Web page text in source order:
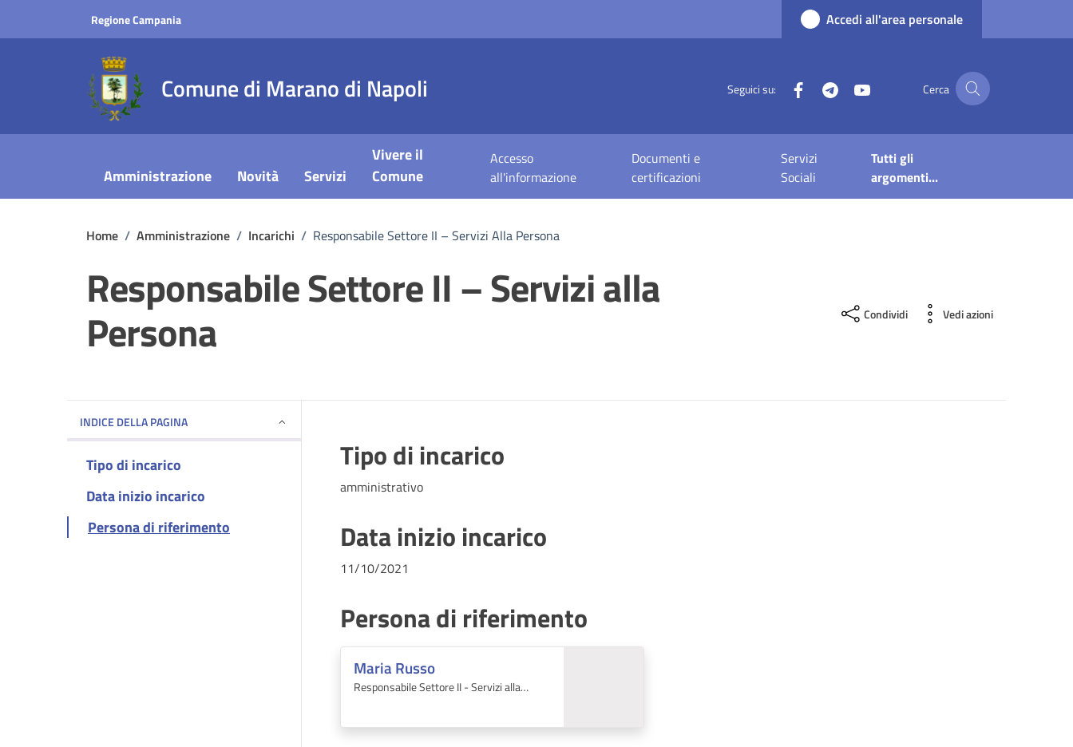
Regione Campania Accedi all'area personale
Comune di Marano di Napoli Seguici su: FacebookTelegram Cerca
Amministrazione Novità Servizi
Vivere il
Comune
Accesso
all'informazione
Documenti e
certificazioni
Servizi
Sociali
Tutti gli
argomenti...
Home / Amministrazione / Incarichi / Responsabile Settore II – Servizi Alla Persona
Responsabile Settore II – Servizi alla
Persona Condividi Vedi azioni
INDICE DELLA PAGINA
Tipo di incarico
Data inizio incarico
Persona di riferimento
Tipo di incarico
amministrativo
Data inizio incarico
11/10/2021
Persona di riferimento
Maria Russo
Responsabile Settore II - Servizi alla